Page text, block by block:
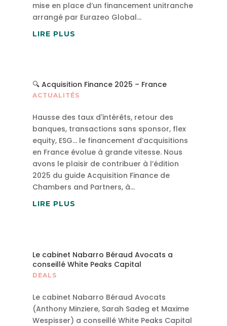
mise en place d’un financement unitranche
arrangé par Eurazeo Global...
LIRE PLUS
🔍 Acquisition Finance 2025 – France
ACTUALITÉS
Hausse des taux d'intérêts, retour des
banques, transactions sans sponsor, flex
equity, ESG… le financement d’acquisitions
en France évolue à grande vitesse. Nous
avons le plaisir de contribuer à l’édition
2025 du guide Acquisition Finance de
Chambers and Partners, à...
LIRE PLUS
Le cabinet Nabarro Béraud Avocats a
conseillé White Peaks Capital
DEALS
Le cabinet Nabarro Béraud Avocats
(Anthony Minziere, Sarah Sadeg et Maxime
Wespisser) a conseillé White Peaks Capital